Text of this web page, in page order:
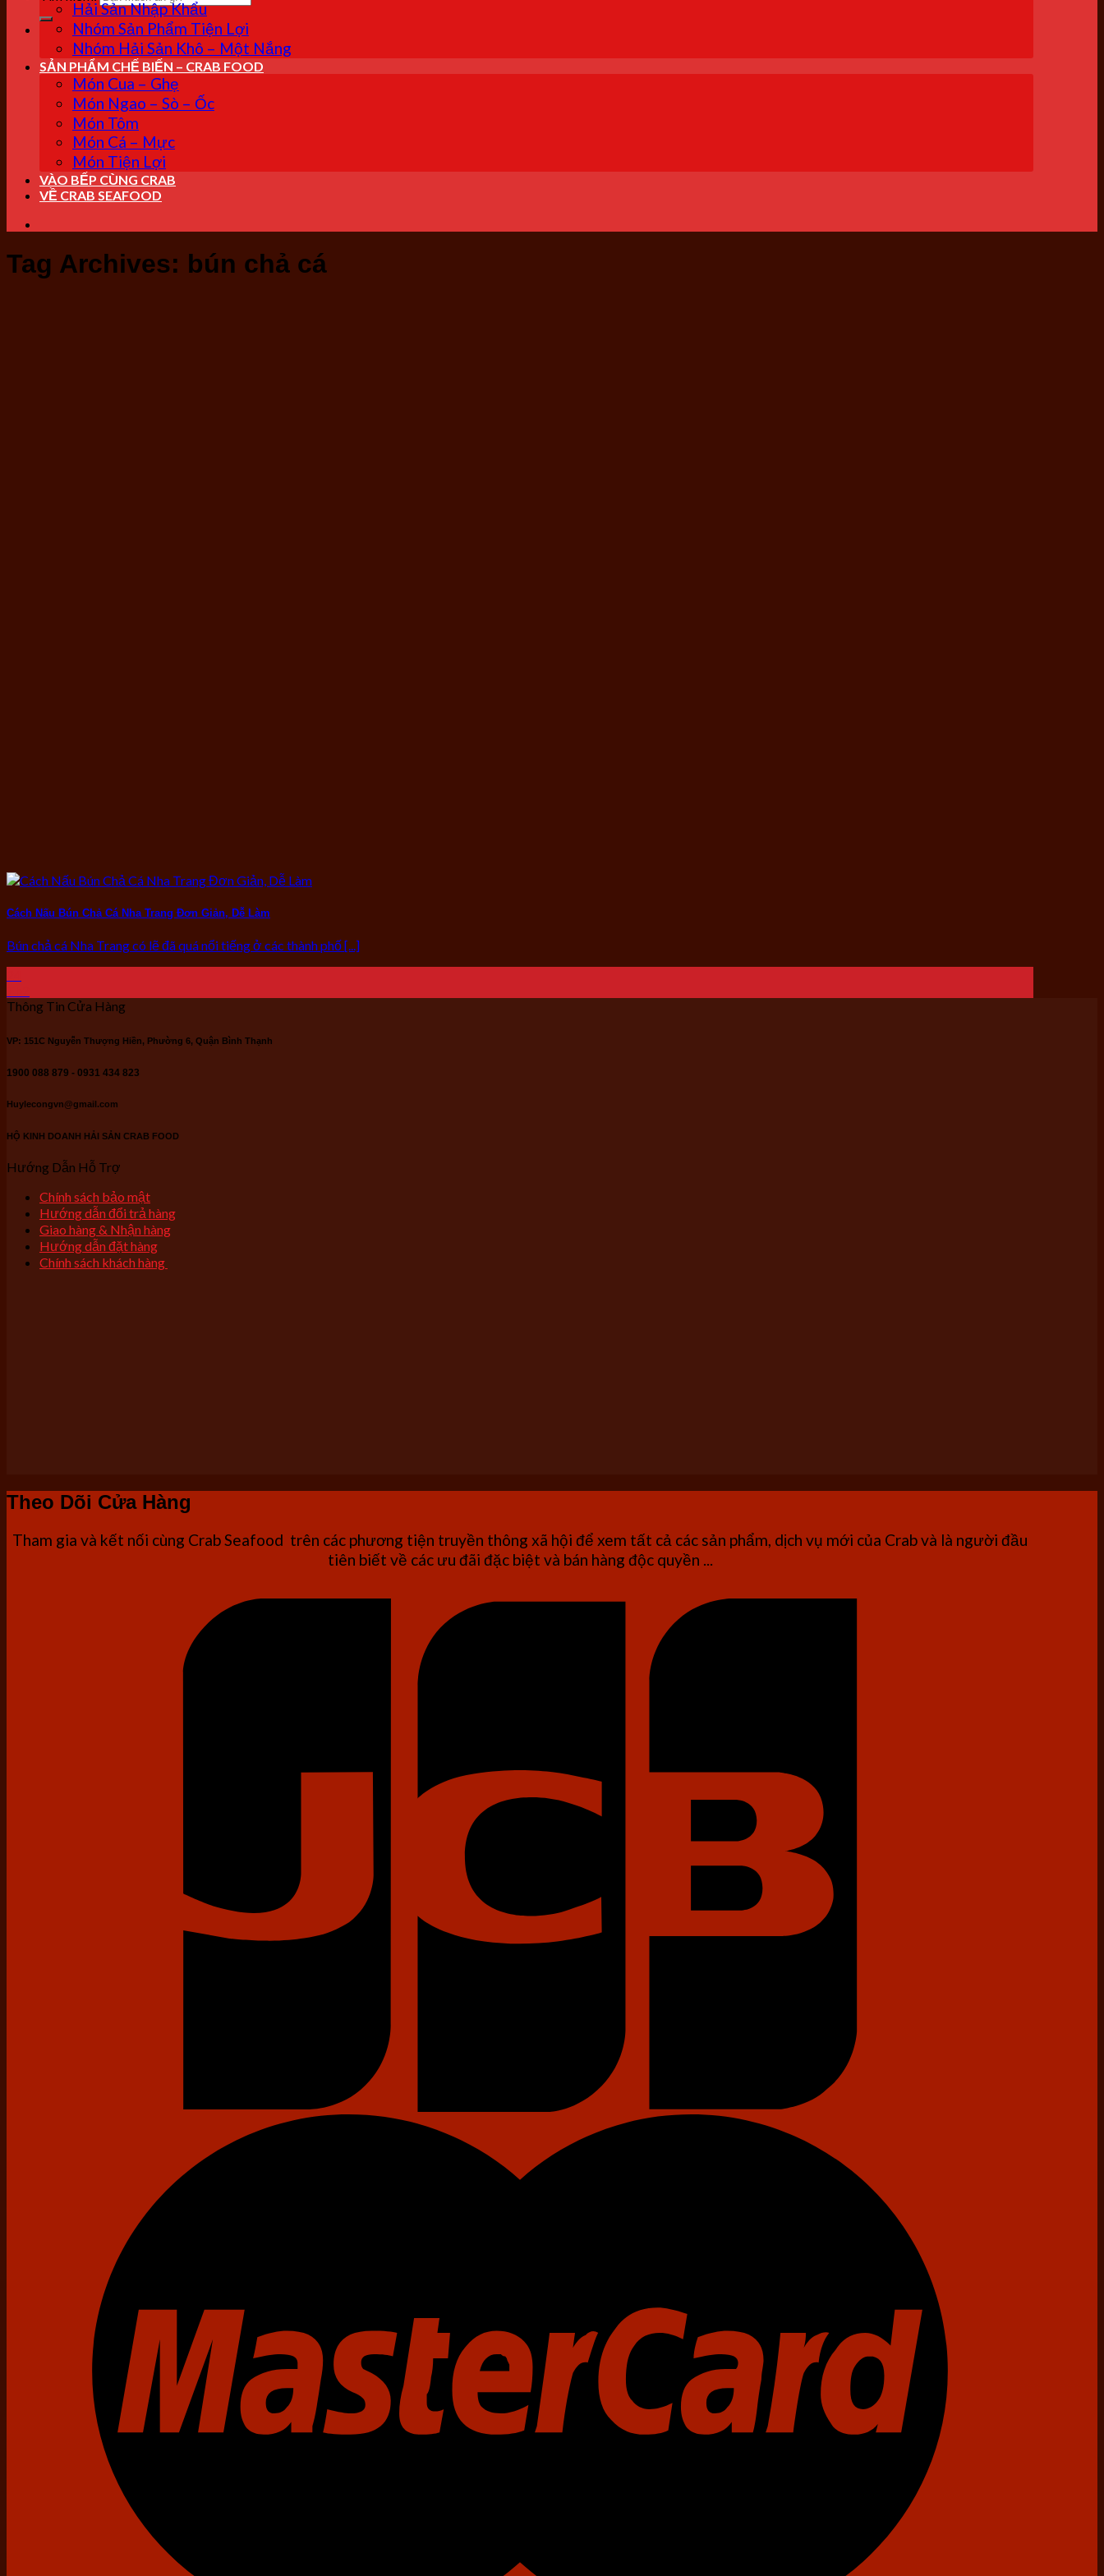
Hải Sản Nhập Khẩu
Nhóm Sản Phẩm Tiện Lợi
Nhóm Hải Sản Khô – Một Nắng
SẢN PHẨM CHẾ BIẾN – CRAB FOOD
Món Cua – Ghẹ
Món Ngao – Sò – Ốc
Món Tôm
Món Cá – Mực
Món Tiện Lợi
VÀO BẾP CÙNG CRAB
VỀ CRAB SEAFOOD
Tag Archives: bún chả cá
Cách Nấu Bún Chả Cá Nha Trang Đơn Giản, Dễ Làm
Bún chả cá Nha Trang có lẽ đã quá nổi tiếng ở các thành phố [...]
Thông Tin Cửa Hàng
VP: 151C Nguyễn Thượng Hiền, Phường 6, Quận Bình Thạnh
1900 088 879 - 0931 434 823
Huylecongvn@gmail.com
HỘ KINH DOANH HẢI SẢN CRAB FOOD
Hướng Dẫn Hỗ Trợ
Chính sách bảo mật
Hướng dẫn đổi trả hàng
Giao hàng & Nhận hàng
Hướng dẫn đặt hàng
Chính sách khách hàng
Theo Dõi Cửa Hàng
Tham gia và kết nối cùng Crab Seafood trên các phương tiện truyền thông xã hội để xem tất cả các sản phẩm, dịch vụ mới của Crab và là người đầu
tiên biết về các ưu đãi đặc biệt và bán hàng độc quyền ...